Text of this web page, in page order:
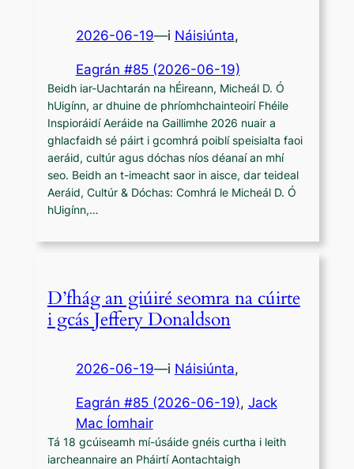
2026-06-19—i Náisiúnta,
Eagrán #85 (2026-06-19)
Beidh iar-Uachtarán na hÉireann, Micheál D. Ó
hUigínn, ar dhuine de phríomhchainteoirí Fhéile
Inspioráidí Aeráide na Gaillimhe 2026 nuair a
ghlacfaidh sé páirt i gcomhrá poiblí speisialta faoi
aeráid, cultúr agus dóchas níos déanaí an mhí
seo. Beidh an t-imeacht saor in aisce, dar teideal
Aeráid, Cultúr & Dóchas: Comhrá le Micheál D. Ó
hUigínn,…
D’fhág an giúiré seomra na cúirte
i gcás Jeffery Donaldson
2026-06-19—i Náisiúnta,
Eagrán #85 (2026-06-19), Jack
Mac Íomhair
Tá 18 gcúiseamh mí-úsáide gnéis curtha i leith
iarcheannaire an Pháirtí Aontachtaigh